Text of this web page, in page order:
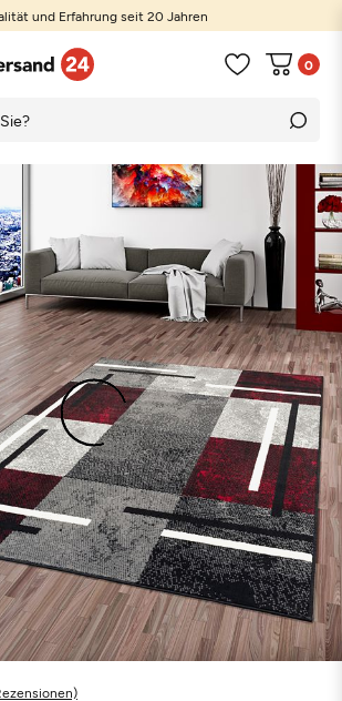
und Erfahrung seit 20 Jahren
0